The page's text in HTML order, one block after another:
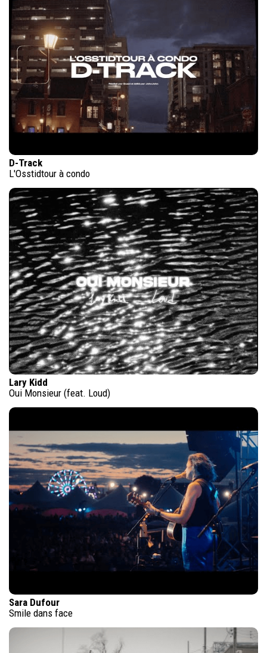
D-Track
L'Osstidtour à condo
Lary Kidd
Oui Monsieur (feat. Loud)
Sara Dufour
Smile dans face